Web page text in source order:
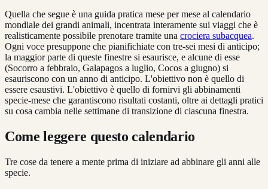
Quella che segue è una guida pratica mese per mese al calendario
mondiale dei grandi animali, incentrata interamente sui viaggi che è
realisticamente possibile prenotare tramite una crociera subacquea.
Ogni voce presuppone che pianifichiate con tre-sei mesi di anticipo;
la maggior parte di queste finestre si esaurisce, e alcune di esse
(Socorro a febbraio, Galapagos a luglio, Cocos a giugno) si
esauriscono con un anno di anticipo. L'obiettivo non è quello di
essere esaustivi. L'obiettivo è quello di fornirvi gli abbinamenti
specie-mese che garantiscono risultati costanti, oltre ai dettagli pratici
su cosa cambia nelle settimane di transizione di ciascuna finestra.
Come leggere questo calendario
Tre cose da tenere a mente prima di iniziare ad abbinare gli anni alle
specie.